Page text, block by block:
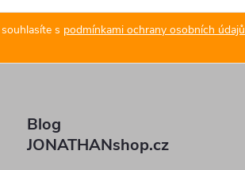
s podmínkami ochrany osobních údajů
Blog
JONATHANshop.cz